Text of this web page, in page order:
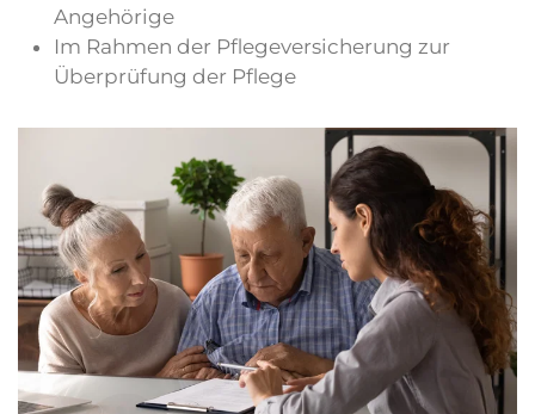
Angehörige
Im Rahmen der Pflegeversicherung zur
Überprüfung der Pflege